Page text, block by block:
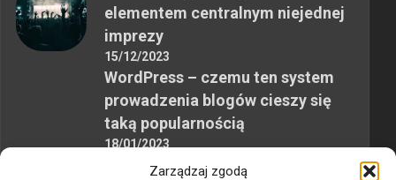
Zarządzaj zgodą
elementem centralnym niejednej
imprezy
15/12/2023
WordPress – czemu ten system
prowadzenia blogów cieszy się
taką popularnością
18/01/2023
MB PARKIET: wszechstronne